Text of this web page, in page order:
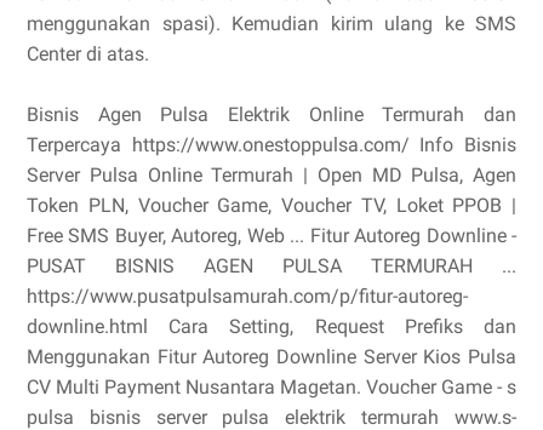
menggunakan spasi). Kemudian kirim ulang ke SMS
Center di atas.
Bisnis Agen Pulsa Elektrik Online Termurah dan
Terpercaya https://www.onestoppulsa.com/ Info Bisnis
Server Pulsa Online Termurah | Open MD Pulsa, Agen
Token PLN, Voucher Game, Voucher TV, Loket PPOB |
Free SMS Buyer, Autoreg, Web ... Fitur Autoreg Downline -
PUSAT BISNIS AGEN PULSA TERMURAH ...
https://www.pusatpulsamurah.com/p/fitur-autoreg-
downline.html Cara Setting, Request Prefiks dan
Menggunakan Fitur Autoreg Downline Server Kios Pulsa
CV Multi Payment Nusantara Magetan. Voucher Game - s
pulsa bisnis server pulsa elektrik termurah www.s-